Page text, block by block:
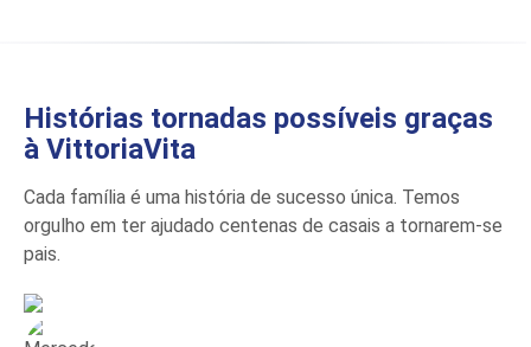
Radiografia torácica para acesso à
Presença no parto + quarto por 2 noites
Teste de ADN
apostilha
Histórias tornadas possíveis graças
à VittoriaVita
Cada família é uma história de sucesso única. Temos
orgulho em ter ajudado centenas de casais a tornarem-se
pais.